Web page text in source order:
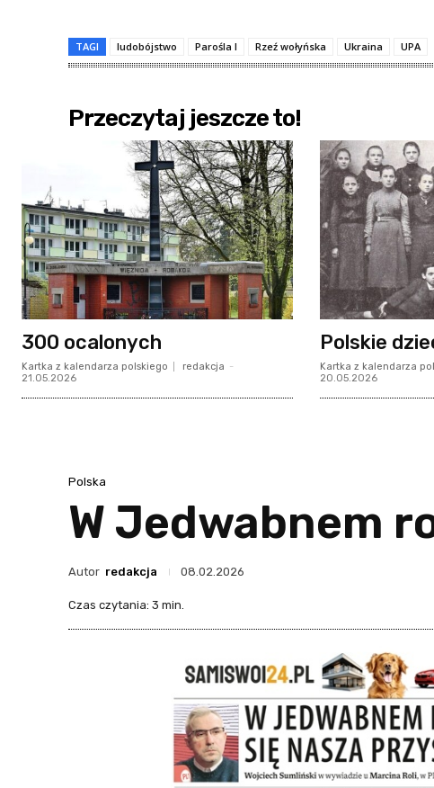
TAGI ludobójstwo Parośla I Rzeź wołyńska Ukraina UPA
Przeczytaj jeszcze to!
300 ocalonych
Kartka z kalendarza polskiego redakcja -
21.05.2026
Polskie
Kartka z kalendarza
20.05.2026